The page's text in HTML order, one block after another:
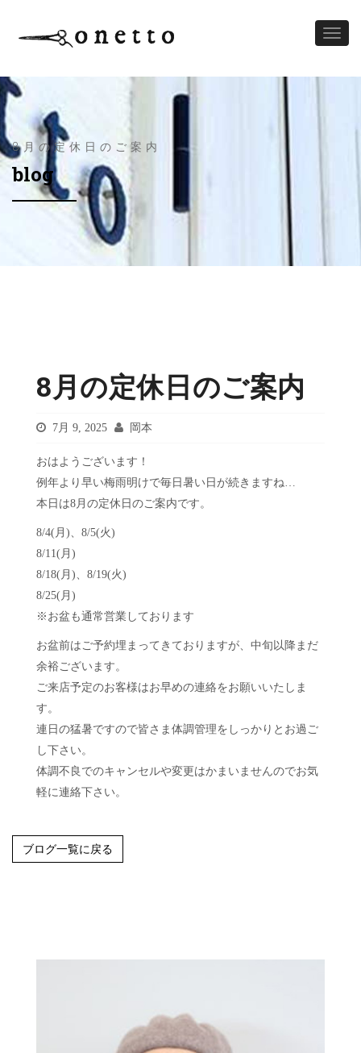
8月の定休日のご案内
blog
8月の定休日のご案内
7月 9, 2025 岡本
おはようございます！
例年より早い梅雨明けで毎日暑い日が続きますね…
本日は8月の定休日のご案内です。
8/4(月)、8/5(火)
8/11(月)
8/18(月)、8/19(火)
8/25(月)
※お盆も通常営業しております
お盆前はご予約埋まってきておりますが、中旬以降まだ
余裕ございます。
ご来店予定のお客様はお早めの連絡をお願いいたしま
す。
連日の猛暑ですので皆さま体調管理をしっかりとお過ご
し下さい。
体調不良でのキャンセルや変更はかまいませんのでお気
軽に連絡下さい。
ブログ一覧に戻る